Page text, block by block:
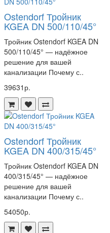
Ostendorf Тройник
KGEA DN 500/110/45°
Тройник Ostendorf KGEA DN
500/110/45° — надёжное
решение для вашей
канализации Почему с..
39631р.
Ostendorf Тройник
KGEA DN 400/315/45°
Тройник Ostendorf KGEA DN
400/315/45° — надёжное
решение для вашей
канализации Почему с..
54050р.